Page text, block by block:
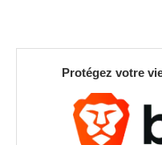
Protégez votre